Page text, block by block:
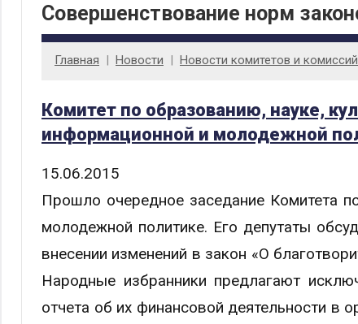
Совершенствование норм
Главная Новости Новости комитетов и комиссий
Комитет по образованию, науке,
информационной и молодежной
15.06.2015
Прошло очередное заседание Комитета
молодежной политике. Его депутаты
внесении изменений в закон «О
Народные избранники предлагают
отчета об их финансовой деятельности в